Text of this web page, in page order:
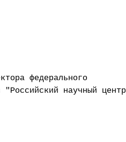
федерального
"Российский научный центр